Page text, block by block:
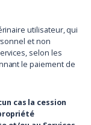
utilisateur, qui
et non
selon les
le paiement de
cas la cession